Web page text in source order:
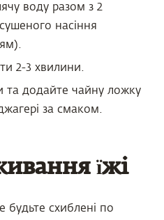
воду разом з 2
насіння
2-3 хвилини.
та додайте чайну ложку
за смаком.
їжі
будьте схиблені по